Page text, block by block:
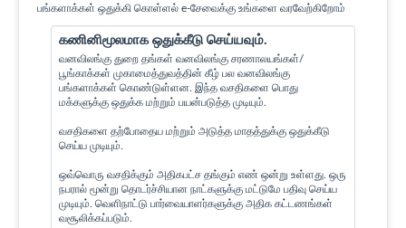
பங்களாக்கள் ஒதுக்கி கொள்ளல் e-சேவைக்கு உங்களை வரவேற்கிறோம்
கணினிமூலமாக ஒதுக்கீடு செய்யவும்.
வனவிலங்கு துறை தங்கள் வனவிலங்கு சரணாலயங்கள்/
பூங்காக்கள் முகாமைத்துவத்தின் கீழ் பல வனவிலங்கு
பங்களாக்கள் கொண்டுள்ளன. இந்த வசதிகளை பொது
மக்களுக்கு ஒதுக்க மற்றும் பயன்படுத்த முடியும்.
வசதிகளை தற்போதைய மற்றும் அடுத்த மாதத்துக்கு ஒதுக்கீடு
செய்ய முடியும்.
ஒவ்வொரு வசதிக்கும் அதிகபட்ச தங்கும் எண் ஒன்று உள்ளது. ஒரு
நபரால் மூன்று தொடர்ச்சியான நாட்களுக்கு மட்டுமே பதிவு செய்ய
முடியும். வெளிநாட்டு பார்வையாளர்களுக்கு அதிக கட்டணங்கள்
வசூலிக்கப்படும்.